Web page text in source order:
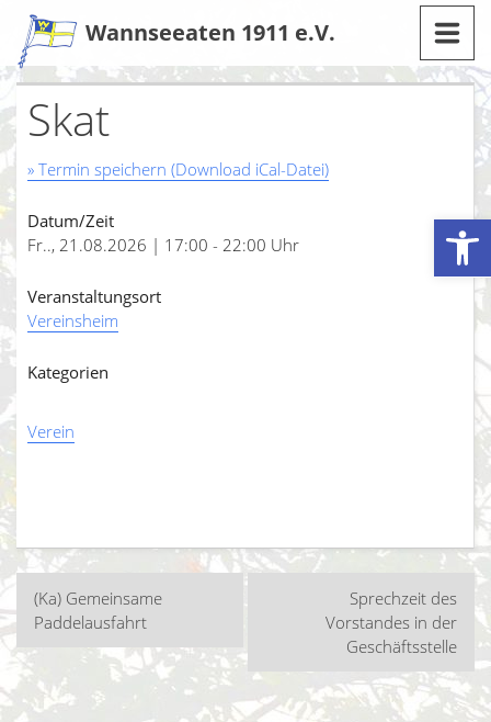
Werkzeugleiste öffnen
Zum
Inhalt
Wannseeaten 1911 e.V.
Skat
» Termin speichern (Download iCal-Datei)
Datum/Zeit
Fr.., 21.08.2026 | 17:00 - 22:00 Uhr
Veranstaltungsort
Vereinsheim
Kategorien
Verein
Beitragsnavigation
(Ka) Gemeinsame
Paddelausfahrt
Sprechzeit des
Vorstandes in der
Geschäftsstelle